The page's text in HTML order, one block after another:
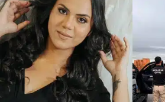
Apreensões de cigarros
Brasil